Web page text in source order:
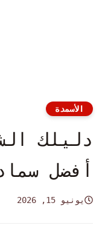
الأسمدة
دليلك
أفضل
يونيو 15, 2026